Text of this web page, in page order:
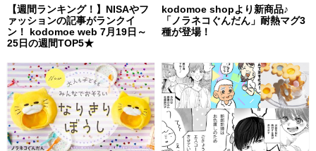
【週間ランキング！】NISAやフ
ァッションの記事がランクイ
ン！ kodomoe web 7月19日～
25日の週間TOP5★
kodomoe shopより新商品♪
「ノラネコぐんだん」耐熱マグ3
種が登場！